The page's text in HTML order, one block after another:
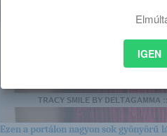
Ezen a portálon nagyon sok gyönyörű
IGEN